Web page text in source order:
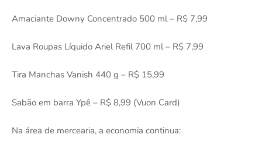
Amaciante Downy Concentrado 500 ml – R$ 7,99
Lava Roupas Líquido Ariel Refil 700 ml – R$ 7,99
Tira Manchas Vanish 440 g – R$ 15,99
Sabão em barra Ypê – R$ 8,99 (Vuon Card)
Na área de mercearia, a economia continua: